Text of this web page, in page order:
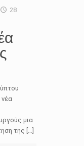
28
μια
της […]